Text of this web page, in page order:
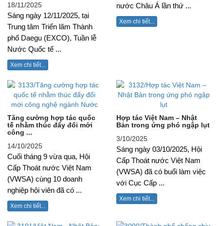
18/11/2025
Sáng ngày 12/11/2025, tại
Trung tâm Triển lãm Thành
phố Daegu (EXCO), Tuần lễ
Nước Quốc tế ...
Xem chi tiết...
nước Châu Á lần thứ ...
Xem chi tiết...
Tăng cường hợp tác quốc
tế nhằm thúc đẩy đổi mới
công ...
14/10/2025
Cuối tháng 9 vừa qua, Hội
Cấp Thoát nước Việt Nam
(VWSA) cùng 10 doanh
nghiệp hội viên đã có ...
Xem chi tiết...
Hợp tác Việt Nam – Nhật
Bản trong ứng phó ngập lụt
3/10/2025
Sáng ngày 03/10/2025, Hội
Cấp Thoát nước Việt Nam
(VWSA) đã có buổi làm việc
với Cục Cấp ...
Xem chi tiết...